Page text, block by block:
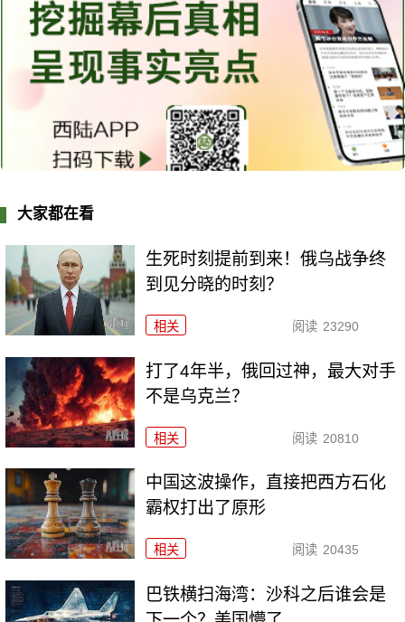
大家都在看
生死时刻提前到来！俄乌战争终
到见分晓的时刻？
相关 阅读 23290
打了4年半，俄回过神，最大对手
不是乌克兰？
相关 阅读 20810
中国这波操作，直接把西方石化
霸权打出了原形
相关 阅读 20435
巴铁横扫海湾：沙科之后谁会是